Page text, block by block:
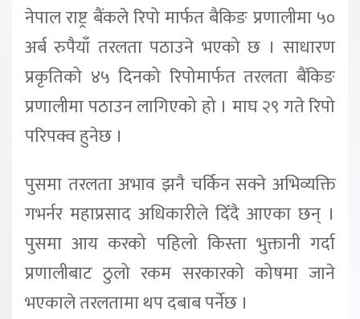
नेपाल राष्ट्र बैंकले रिपो मार्फत बैकिङ प्रणालीमा ५०
अर्ब रुपैयाँ तरलता पठाउने भएको छ । साधारण
प्रकृतिको ४५ दिनको रिपोमार्फत तरलता बैंकिङ
प्रणालीमा पठाउन लागिएको हो । माघ २९ गते रिपो
परिपक्व हुनेछ ।
पुसमा तरलता अभाव झनै चर्किन सक्ने अभिव्यक्ति
गभर्नर महाप्रसाद अधिकारीले दिँदै आएका छन् ।
पुसमा आय करको पहिलो किस्ता भुक्तानी गर्दा
प्रणालीबाट ठुलो रकम सरकारको कोषमा जाने
भएकाले तरलतामा थप दबाब पर्नेछ ।